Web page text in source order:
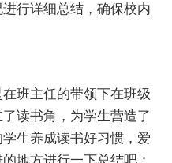
行详细总结，确保校内
班主任的带领下在班级
读书角，为学生营造了
生养成读书好习惯，爱